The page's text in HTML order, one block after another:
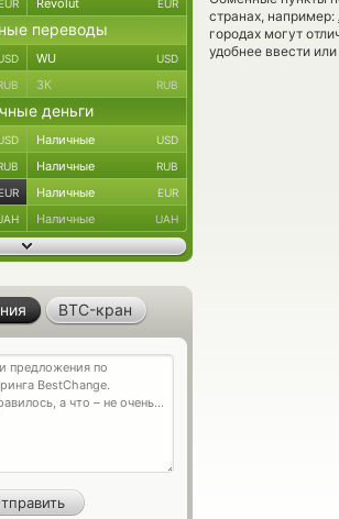
странах, например:
городах могут
удобнее ввести
Revolut EUR
переводы
WU USD
ЗК RUB
деньги
Наличные USD
Наличные RUB
EUR Наличные EUR
Наличные UAH
BTC-кран